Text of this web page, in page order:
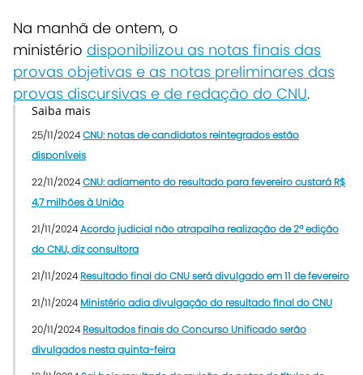
Na manhã de ontem, o
ministério disponibilizou as notas finais das
provas objetivas e as notas preliminares das
provas discursivas e de redação do CNU.
Saiba mais
25/11/2024CNU: notas de candidatos reintegrados estão
disponíveis
22/11/2024CNU: adiamento do resultado para fevereiro custará R$
4,7 milhões à União
21/11/2024Acordo judicial não atrapalha realização de 2ª edição
do CNU, diz consultora
21/11/2024 Resultado final do CNU será divulgado em 11 de fevereiro
21/11/2024 Ministério adia divulgação do resultado final do CNU
20/11/2024 Resultados finais do Concurso Unificado serão
divulgados nesta quinta-feira